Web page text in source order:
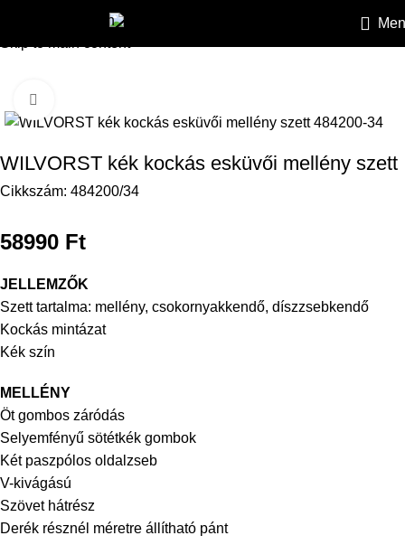
Skip to navigation
WILVORST
WILVORST kék kockás esküvői mellény szett
Cikkszám: 484200/34
58990 Ft
JELLEMZŐK
Szett tartalma: mellény, csokornyakkendő, díszzsebkendő
Kockás mintázat
Kék szín
MELLÉNY
Öt gombos záródás
Selyemfényű sötétkék gombok
Két paszpólos oldalzseb
V-kivágású
Szövet hátrész
Derék résznél méretre állítható pánt